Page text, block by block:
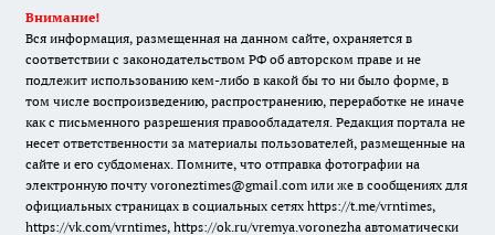
Внимание!
Вся информация, размещенная на данном сайте, охраняется в
соответствии с законодательством РФ об авторском праве и не
подлежит использованию кем-либо в какой бы то ни было форме, в
том числе воспроизведению, распространению, переработке не иначе
как с письменного разрешения правообладателя. Редакция портала не
несет ответственности за материалы пользователей, размещенные на
сайте и его субдоменах. Помните, что отправка фотографии на
электронную почту voroneztimes@gmail.com или же в сообщениях для
официальных страницах в социальных сетях https://t.me/vrntimes,
https://vk.com/vrntimes, https://ok.ru/vremya.voronezha автоматически